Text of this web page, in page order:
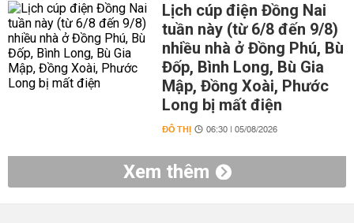
Lịch cúp điện Đồng Nai
tuần này (từ 6/8 đến 9/8)
nhiều nhà ở Đồng Phú, Bù
Đốp, Bình Long, Bù Gia
Mập, Đồng Xoài, Phước
Long bị mất điện
ĐÔ THỊ 06:30 | 05/08/2026
Xem thêm